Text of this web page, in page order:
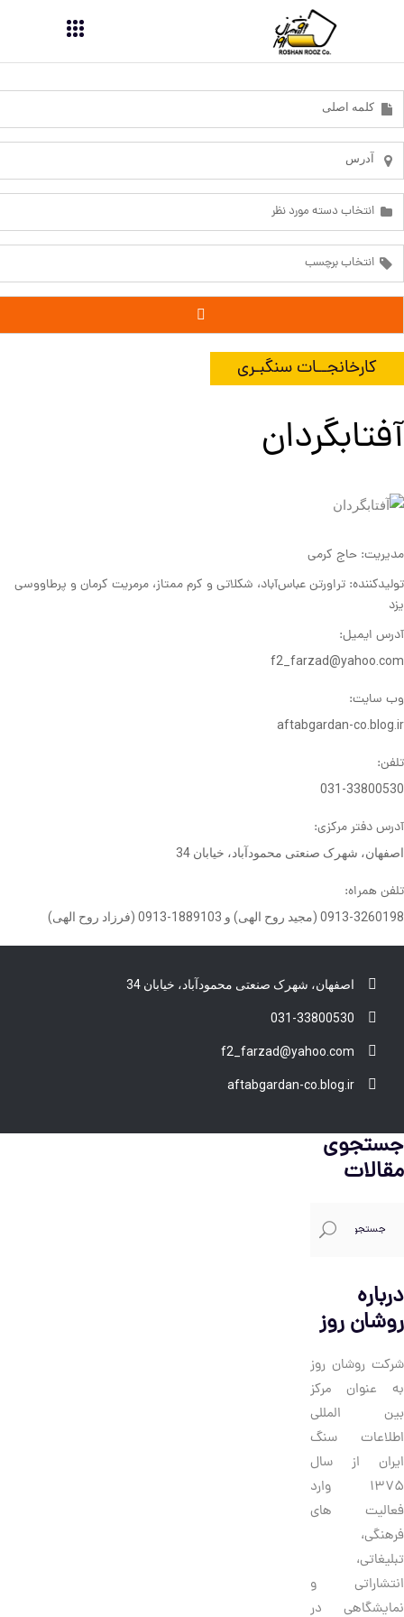
کارخانجــات سنگبـری
آفتابگردان
مدیریت: حاج کرمی
تولیدکننده: تراورتن عباسآباد، شکلاتی و کرم ممتاز، مرمریت کرمان و پرطاووسی
یزد
آدرس ایمیل:
f2_farzad@yahoo.com
وب سایت:
aftabgardan-co.blog.ir
تلفن:
031-33800530
آدرس دفتر مرکزی:
اصفهان، شهرک صنعتی محمودآباد، خیابان 34
تلفن همراه:
0913-3260198 (مجید روح الهی) و 1889103-0913 (فرزاد روح الهی)
اصفهان، شهرک صنعتی محمودآباد، خیابان 34
031-33800530
f2_farzad@yahoo.com
aftabgardan-co.blog.ir
جستجوی
مقالات
برای:
درباره
روشان روز
شرکت روشان روز
به عنوان مرکز
بین المللی
اطلاعات سنگ
ایران از سال
1375 وارد
فعالیت های
فرهنگی،
تبلیغاتی،
انتشاراتی و
نمایشگاهی در